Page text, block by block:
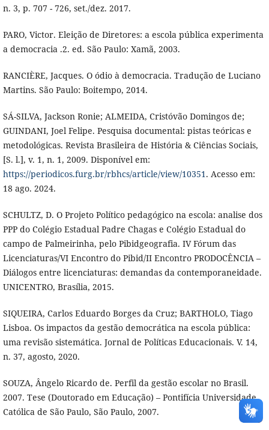
n. 3, p. 707 - 726, set./dez. 2017.
PARO, Victor. Eleição de Diretores: a escola pública experimenta
a democracia .2. ed. São Paulo: Xamã, 2003.
RANCIÈRE, Jacques. O ódio à democracia. Tradução de Luciano
Martins. São Paulo: Boitempo, 2014.
SÁ-SILVA, Jackson Ronie; ALMEIDA, Cristóvão Domingos de;
GUINDANI, Joel Felipe. Pesquisa documental: pistas teóricas e
metodológicas. Revista Brasileira de História & Ciências Sociais,
[S. l.], v. 1, n. 1, 2009. Disponível em:
https://periodicos.furg.br/rbhcs/article/view/10351. Acesso em:
18 ago. 2024.
SCHULTZ, D. O Projeto Político pedagógico na escola: analise dos
PPP do Colégio Estadual Padre Chagas e Colégio Estadual do
campo de Palmeirinha, pelo Pibidgeografia. IV Fórum das
Licenciaturas/VI Encontro do Pibid/II Encontro PRODOCÊNCIA –
Diálogos entre licenciaturas: demandas da contemporaneidade.
UNICENTRO, Brasília, 2015.
SIQUEIRA, Carlos Eduardo Borges da Cruz; BARTHOLO, Tiago
Lisboa. Os impactos da gestão democrática na escola pública:
uma revisão sistemática. Jornal de Políticas Educacionais. V. 14,
n. 37, agosto, 2020.
SOUZA, Ângelo Ricardo de. Perfil da gestão escolar no Brasil.
2007. Tese (Doutorado em Educação) – Pontifícia Universidade
Católica de São Paulo, São Paulo, 2007.